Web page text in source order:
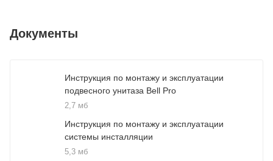
Документы
Инструкция по монтажу и эксплуатации
подвесного унитаза Bell Pro
2,7 мб
Инструкция по монтажу и эксплуатации
системы инсталляции
5,3 мб